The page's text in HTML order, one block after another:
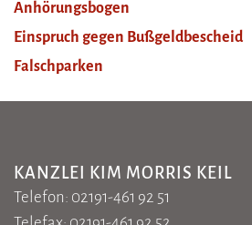
Anhörungsbogen
Einspruch gegen Bußgeldbescheid
Falschparken
KANZLEI KIM MORRIS KEIL
Telefon: 02191-461 92 51